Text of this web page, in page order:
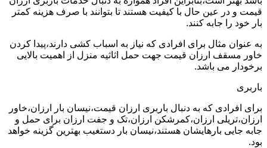
قیمت و در عین حال با کیفیت هستند تا بتوانند با صرف هزینه کمتر
بار خود را جابه کنند.
به عنوان مثال برای افرادی که نیاز به اسباب کشی دارند،پیدا کردن
خاور مسقف ارزان قیمت جهت حمل اثاثیه منزل از اهمیت بالایی
برخودار می باشد.
باربری
برای افرادی که به دنبال باربری ارزان قیمت،نیسان بار ارزان،خاور
ارزان،تریلی ارزان،کمرشکن ارزان،تک و جفت ارزان برای حمل و
جابه جایی بارهایشان هستند،نیسان بار دستغیب بهترین گزینه خواهد
بود.